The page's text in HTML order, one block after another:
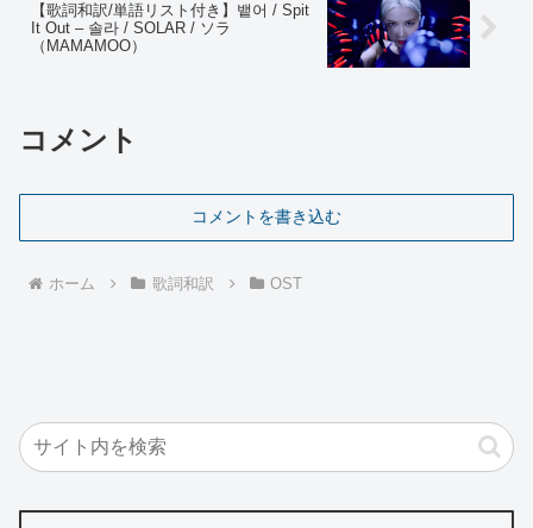
【歌詞和訳/単語リスト付き】뱉어 / Spit
It Out – 솔라 / SOLAR / ソラ
（MAMAMOO）
コメント
コメントを書き込む
ホーム 歌詞和訳 OST